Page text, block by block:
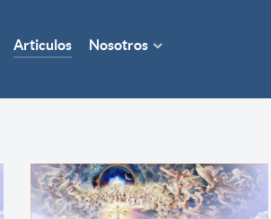
Articulos Nosotros